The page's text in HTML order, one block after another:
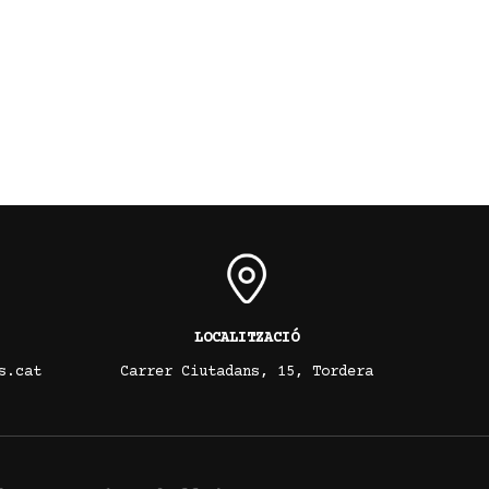
LOCALITZACIÓ
Carrer Ciutadans, 15, Tordera